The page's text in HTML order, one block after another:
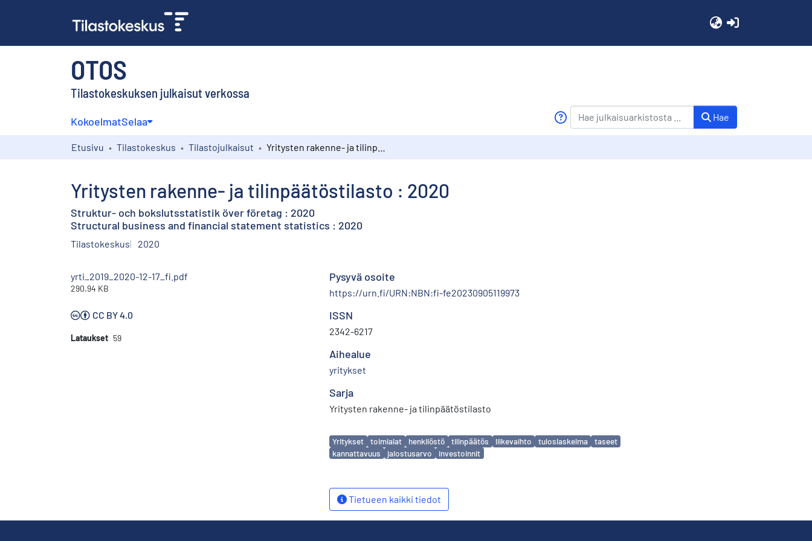
OTOS
Tilastokeskuksen julkaisut verkossa
KokoelmatSelaa Hae
Etusivu Tilastokeskus Tilastojulkaisut
Yritysten rakenne- ja tilinpäätöstilasto : 2020
Struktur- och bokslutsstatistik över företag : 2020
Structural business and financial statement statistics : 2020
Tilastokeskus 2020
yrti_2019_2020-12-17_fi.pdf
290.94 KB
CC BY 4.0
Lataukset 59
Pysyvä osoite
https://urn.fi/URN:NBN:fi-fe20230905119973
ISSN
2342-6217
Aihealue
yritykset
Sarja
Yritysten rakenne- ja tilinpäätöstilasto
Avainsanat
Yritykset toimialat henkilöstö tilinpäätös liikevaihto tuloslaskelma
taseet
kannattavuus
jalostusarvo investoinnit
Tietueen kaikki tiedot